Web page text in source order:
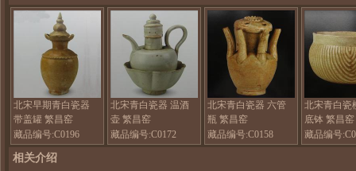
北宋早期青白瓷器
带盖罐 繁昌窑
藏品编号:C0196
北宋青白瓷器 温酒
壶 繁昌窑
藏品编号:C0172
北宋青白瓷器 六管
瓶 繁昌窑
藏品编号:C0158
北宋青白瓷
底钵 繁昌窑
藏品编号
相关介绍